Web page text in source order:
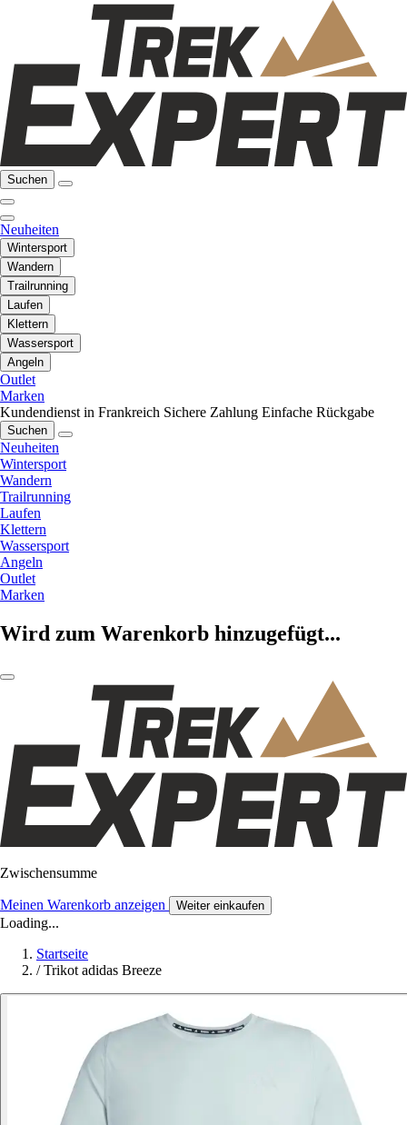
Suchen
Neuheiten
Wintersport
Wandern
Trailrunning
Laufen
Klettern
Wassersport
Angeln
Outlet
Marken
Kundendienst in Frankreich Sichere Zahlung Einfache Rückgabe
Suchen
Neuheiten
Wintersport
Wandern
Trailrunning
Laufen
Klettern
Wassersport
Angeln
Outlet
Marken
Wird zum Warenkorb hinzugefügt...
Zwischensumme
Meinen Warenkorb anzeigen Weiter einkaufen
Loading...
Startseite
/ Trikot adidas Breeze